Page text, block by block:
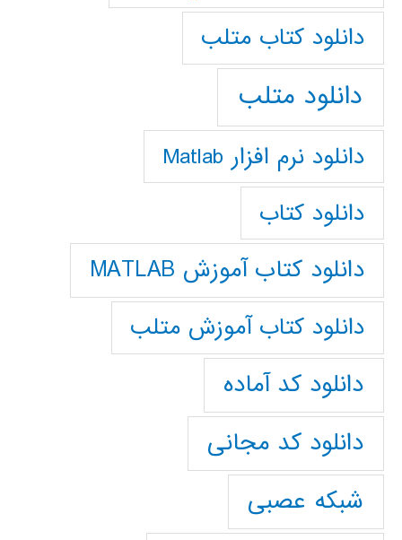
دانلود كتاب متلب
دانلود متلب
دانلود نرم افزار Matlab
دانلود کتاب
دانلود کتاب آموزش MATLAB
دانلود کتاب آموزش متلب
دانلود کد آماده
دانلود کد مجانی
شبکه عصبی